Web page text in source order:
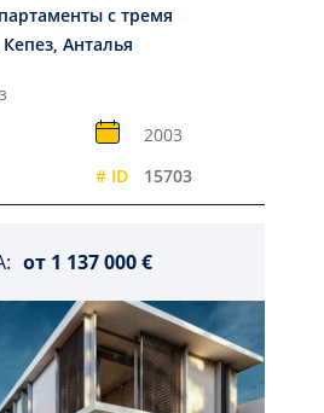
с тремя
Анталья
2003
# ID 15703
от 1 137 000 €